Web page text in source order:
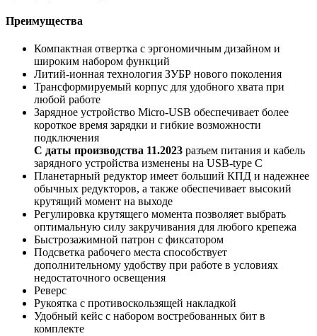
Преимущества
Компактная отвертка с эргономичным дизайном и
широким набором функций
Литий-ионная технология ЗУБР нового поколения
Трансформируемый корпус для удобного хвата при
любой работе
Зарядное устройство Micro-USB обеспечивает более
короткое время зарядки и гибкие возможности
подключения
С даты производства 11.2023 разъем питания и кабель
зарядного устройства изменены на USB-type C
Планетарный редуктор имеет больший КПД и надежнее
обычных редукторов, а также обеспечивает высокий
крутящий момент на выходе
Регулировка крутящего момента позволяет выбрать
оптимальную силу закручивания для любого крепежа
Быстрозажимной патрон с фиксатором
Подсветка рабочего места способствует
дополнительному удобству при работе в условиях
недостаточного освещения
Реверс
Рукоятка с противоскользящей накладкой
Удобный кейс с набором востребованных бит в
комплекте